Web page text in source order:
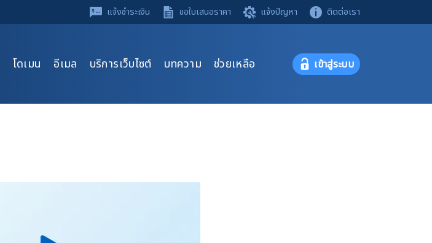
แจ้งชำระเงิน ขอใบเสนอราคา แจ้งปัญหา ติดต่อเรา
โดเมน อีเมล บริการเว็บไซต์ บทความ ช่วยเหลือ เข้าสู่ระบบ